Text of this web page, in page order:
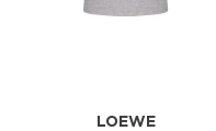
LOEWE